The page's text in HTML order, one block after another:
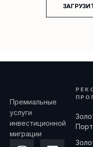
Премиальные
услуги
инвестиционной
миграции